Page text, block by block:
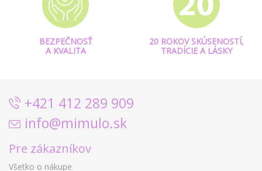
BEZPEČNOSŤ
A KVALITA
20 ROKOV SKÚSENOSTÍ,
TRADÍCIE A LÁSKY
+421 412 289 909
info@mimulo.sk
Pre zákazníkov
Všetko o nákupe